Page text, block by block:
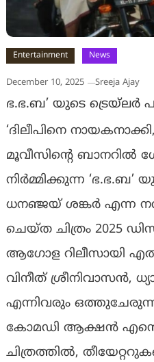
Entertainment News
December 10, 2025 Sreeja Ajay
ഭ.ഭ.ബ’ യുടെ ട്രെയ്‌ലർ
‘ദിലീപിനെ
മൂവീസിൻ്റെ
നിർമ്മിക്കുന്ന
ധനഞ്ജയ് ശങ്കർ എന്ന
ചെയ്ത ചിത്രം 2025
ആഗോള റിലീസായി
വിനീത് ശ്രീനിവാസൻ,
എന്നിവരും
കോമഡി ആക്ഷൻ
ചിത്രത്തിൽ,